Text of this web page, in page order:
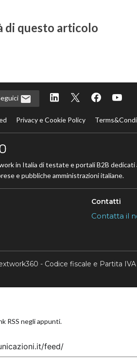
di questo articolo
Privacy e Cookie Policy
in Italia di testate e portali B2B
e pubbliche amministrazioni italiane.
Contatti
Contatta il
- Codice fiscale e Partita
RSS negli appunti.